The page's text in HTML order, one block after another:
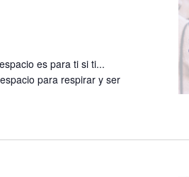
es para ti si ti...
para respirar y ser